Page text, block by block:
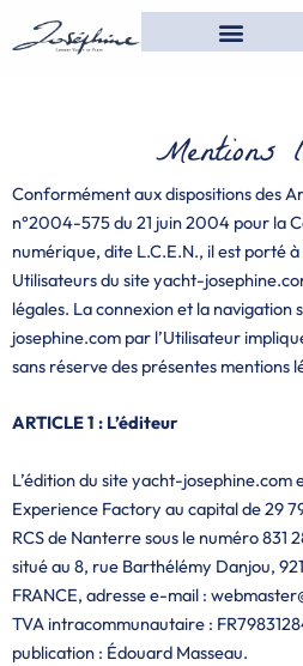
au
Mentions
Conformément aux dispositions des
n°2004-575 du 21 juin 2004 pour la
numérique, dite L.C.E.N., il est porté
Utilisateurs du site yacht-
légales. La connexion et la navigation
josephine.com par l’Utilisateur
sans réserve des présentes mentions
ARTICLE 1 : L’éditeur
L’édition du site yacht-josephine.com
Experience Factory au capital de 29
RCS de Nanterre sous le numéro 831
situé au 8, rue Barthélémy Danjou,
FRANCE, adresse e-mail :
TVA intracommunautaire :
publication : Édouard Masseau.